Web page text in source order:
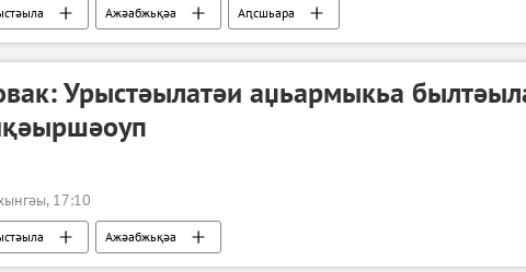
Ажәабжьқәа Аԥсшьара
Урыстәылатәи аџьармыкьа
17:10
Ажәабжьқәа